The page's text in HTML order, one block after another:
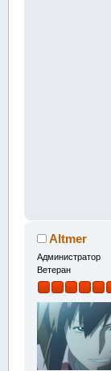
Altmer
Администратор
Ветеран